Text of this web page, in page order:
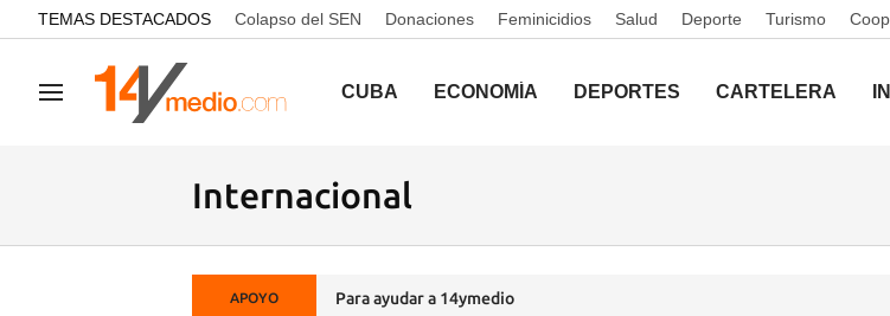
common.go-to-content
TEMAS DESTACADOS Colapso del SEN Donaciones Feminicidios Salud Deporte Turismo
Navegación CUBA ECONOMÍA DEPORTES CARTELERA
Internacional
APOYO Para ayudar a 14ymedio